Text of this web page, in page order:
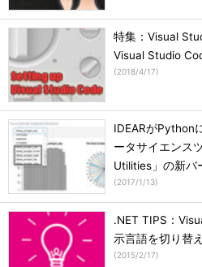
特集：Visual
Visual Studio
(2018/4/17)
IDEARがPython
ータサイエンス
Utilities」の新バ
(2017/1/13)
.NET TIPS：
示言語を切り替
(2015/2/17)